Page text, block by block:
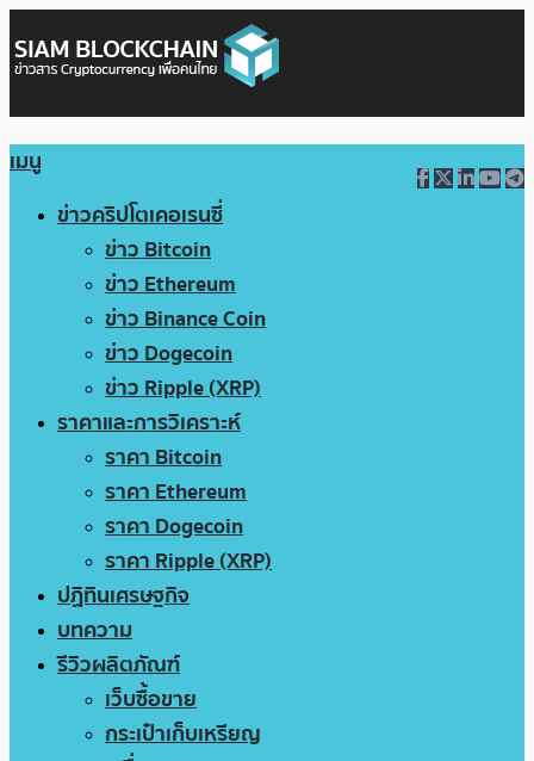
เมนู
ข่าวคริปโตเคอเรนซี่
ข่าว Bitcoin
ข่าว Ethereum
ข่าว Binance Coin
ข่าว Dogecoin
ข่าว Ripple (XRP)
ราคาและการวิเคราะห์
ราคา Bitcoin
ราคา Ethereum
ราคา Dogecoin
ราคา Ripple (XRP)
ปฏิทินเศรษฐกิจ
บทความ
รีวิวผลิตภัณฑ์
เว็บซื้อขาย
กระเป๋าเก็บเหรียญ